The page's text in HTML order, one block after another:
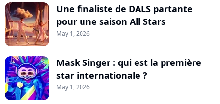
Une finaliste de DALS partante
pour une saison All Stars
May 1, 2026
Mask Singer : qui est la première
star internationale ?
May 1, 2026